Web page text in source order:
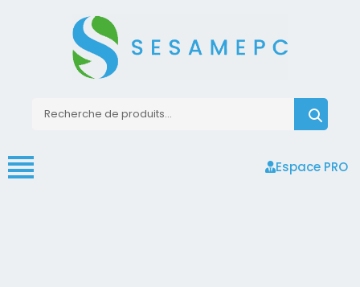
Espace PRO